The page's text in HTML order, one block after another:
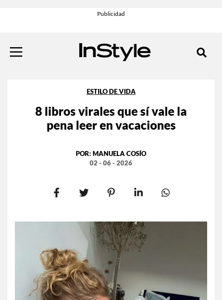
ESTILO DE VIDA
8 libros virales que sí vale la
pena leer en vacaciones
POR: MANUELA COSÍO
02 - 06 - 2026